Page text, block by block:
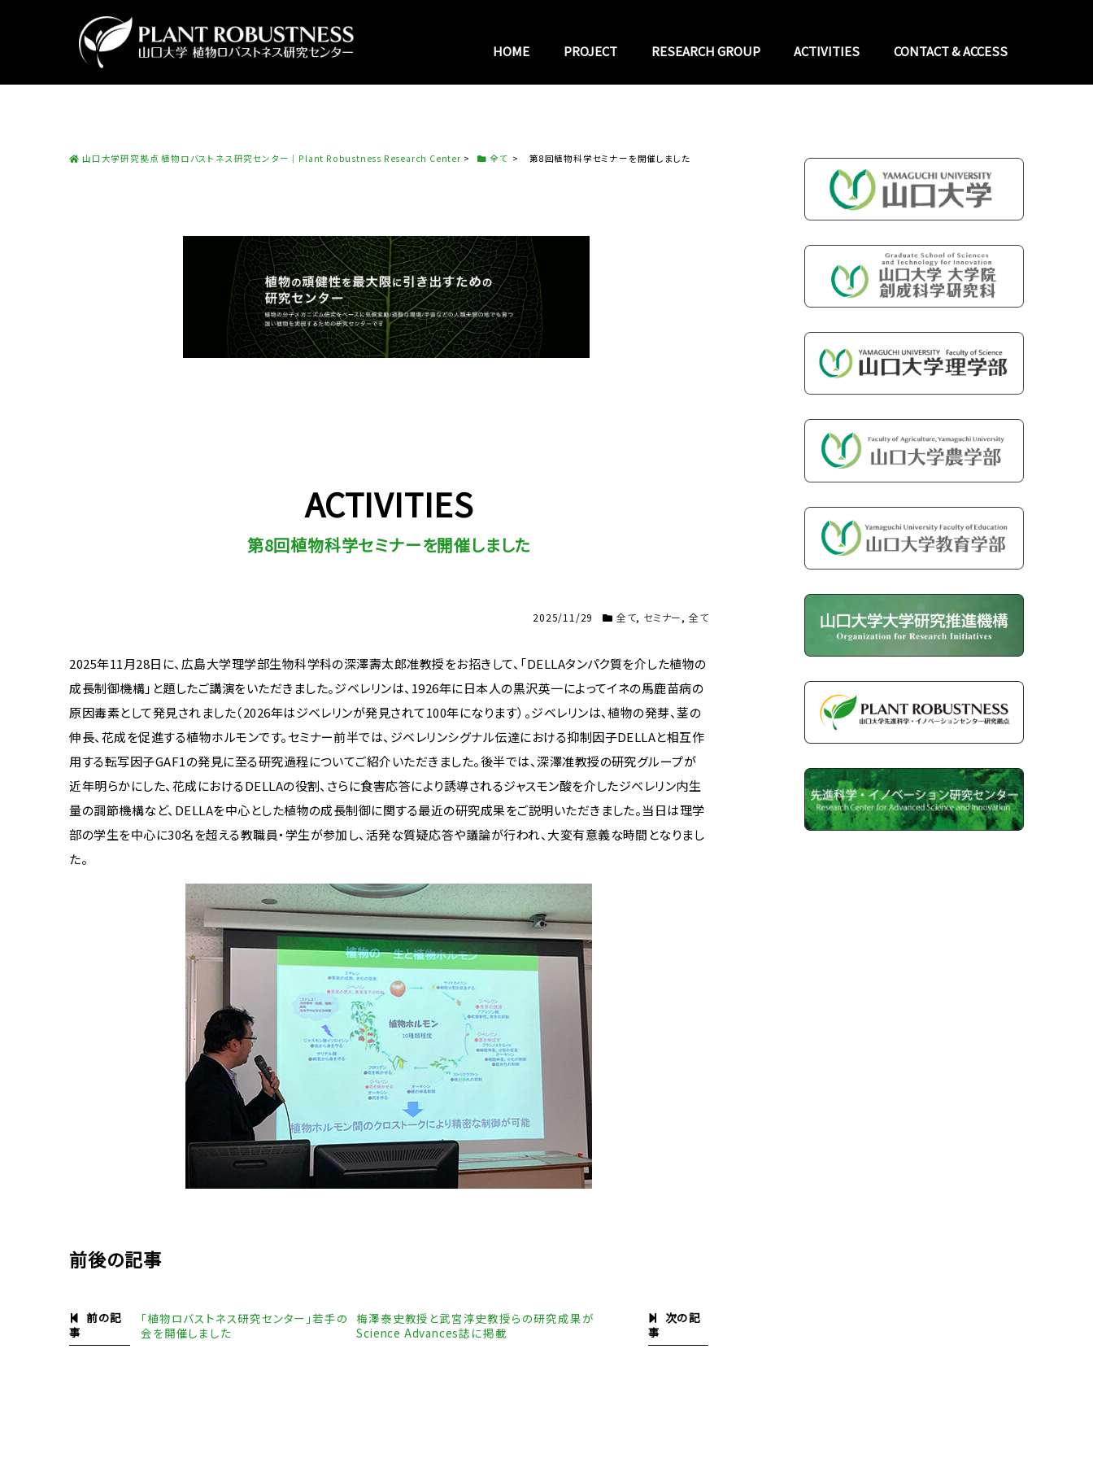
HOME PROJECT RESEARCH GROUP ACTIVITIES CONTACT & ACCESS
山口大学研究拠点 植物ロバストネス研究センター｜Plant Robustness Research Center > 全て > 第8回植物科学セミナーを開催しました
ACTIVITIES
第8回植物科学セミナーを開催しました
2025/11/29 全て, セミナー, 全て
2025年11月28日に、広島大学理学部生物科学科の深澤壽太郎准教授をお招きして、「DELLAタンパク質を介した植物の
成長制御機構」と題したご講演をいただきました。ジベレリンは、 1926年に日本人の黒沢英一によってイネの馬鹿苗病の
原因毒素として発見されました（2026年はジベレリンが発見されて100年になります）。ジベレリンは、植物の発芽、茎の
伸長、花成を促進する植物ホルモンです。セミナー前半では、ジベレリンシグナル伝達における抑制因子DELLAと相互作
用する転写因子GAF1の発見に至る研究過程についてご紹介いただきました。後半では、深澤准教授の研究グループが
近年明らかにした、花成におけるDELLAの役割、さらに食害応答により誘導されるジャスモン酸を介したジベレリン内生
量の調節機構など、 DELLAを中心とした植物の成長制御に関する最近の研究成果をご説明いただきました。当日は理学
部の学生を中心に30名を超える教職員・学生が参加し、活発な質疑応答や議論が行われ、大変有意義な時間となりまし
た。
前後の記事
前の記
事
｢植物ロバストネス研究センター｣若手の
会を開催しました
次の記
事
梅澤泰史教授と武宮淳史教授らの研究成果が
Science Advances誌に掲載